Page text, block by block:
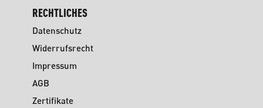
RECHTLICHES
Datenschutz
Widerrufsrecht
Impressum
AGB
Zertifikate